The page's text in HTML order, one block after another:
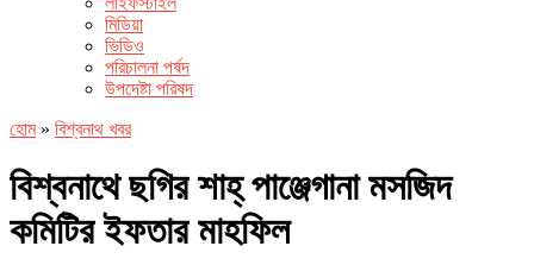
মিডিয়া
ভিডিও
পরিচালনা পর্ষদ
উপদেষ্টা পরিষদ
হোম» বিশ্বনাথ খবর
বিশ্বনাথে ছগির শাহ্ পাঞ্জেগানা মসজিদ
কমিটির ইফতার মাহফিল